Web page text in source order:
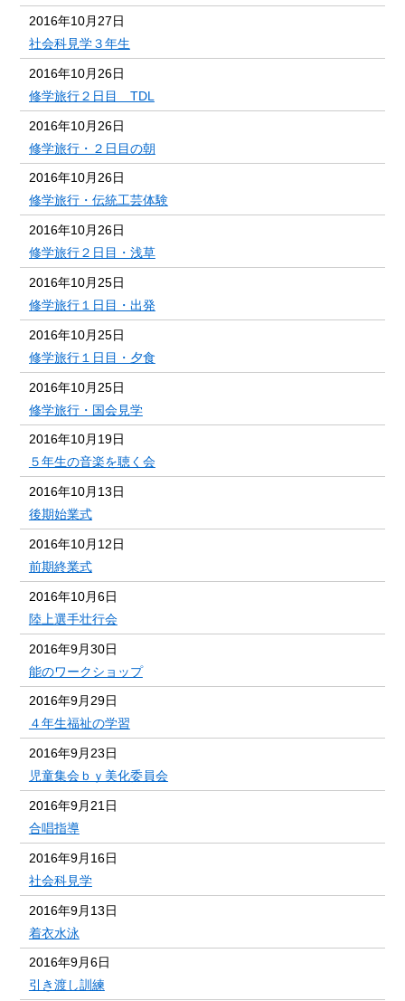
2016年10月27日
社会科見学３年生
2016年10月26日
修学旅行２日目 TDL
2016年10月26日
修学旅行・２日目の朝
2016年10月26日
修学旅行・伝統工芸体験
2016年10月26日
修学旅行２日目・浅草
2016年10月25日
修学旅行１日目・出発
2016年10月25日
修学旅行１日目・夕食
2016年10月25日
修学旅行・国会見学
2016年10月19日
５年生の音楽を聴く会
2016年10月13日
後期始業式
2016年10月12日
前期終業式
2016年10月6日
陸上選手壮行会
2016年9月30日
能のワークショップ
2016年9月29日
４年生福祉の学習
2016年9月23日
児童集会ｂｙ美化委員会
2016年9月21日
合唱指導
2016年9月16日
社会科見学
2016年9月13日
着衣水泳
2016年9月6日
引き渡し訓練